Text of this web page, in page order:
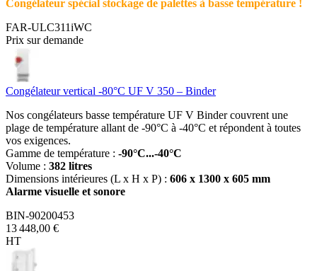
Congélateur spécial stockage de palettes à basse température !
FAR-ULC311iWC
Prix sur demande
Congélateur vertical -80°C UF V 350 – Binder
Nos congélateurs basse température UF V Binder couvrent une
plage de température allant de -90°C à -40°C et répondent à toutes
vos exigences.
Gamme de température : -90°C...-40°C
Volume : 382 litres
Dimensions intérieures (L x H x P) : 606 x 1300 x 605 mm
Alarme visuelle et sonore
BIN-90200453
13 448,00 €
HT